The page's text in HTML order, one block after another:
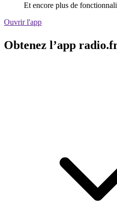
Et encore plus de
Ouvrir l'app
Obtenez l’app